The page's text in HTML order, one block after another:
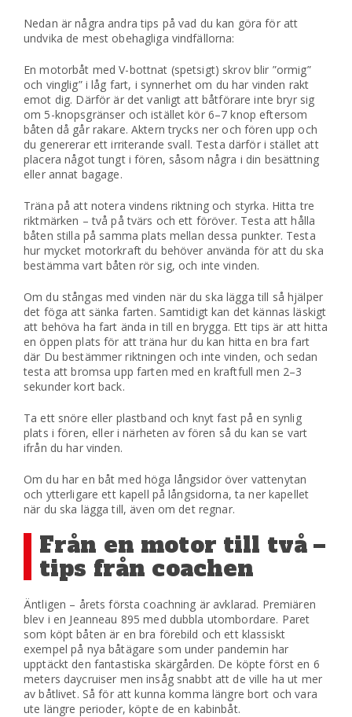
Nedan är några andra tips på vad du kan göra för att
undvika de mest obehagliga vindfällorna:
En motorbåt med V-bottnat (spetsigt) skrov blir ”ormig”
och vinglig” i låg fart, i synnerhet om du har vinden rakt
emot dig. Därför är det vanligt att båtförare inte bryr sig
om 5-knopsgränser och istället kör 6–7 knop eftersom
båten då går rakare. Aktern trycks ner och fören upp och
du genererar ett irriterande svall. Testa därför i stället att
placera något tungt i fören, såsom några i din besättning
eller annat bagage.
Träna på att notera vindens riktning och styrka. Hitta tre
riktmärken – två på tvärs och ett föröver. Testa att hålla
båten stilla på samma plats mellan dessa punkter. Testa
hur mycket motorkraft du behöver använda för att du ska
bestämma vart båten rör sig, och inte vinden.
Om du stångas med vinden när du ska lägga till så hjälper
det föga att sänka farten. Samtidigt kan det kännas läskigt
att behöva ha fart ända in till en brygga. Ett tips är att hitta
en öppen plats för att träna hur du kan hitta en bra fart
där Du bestämmer riktningen och inte vinden, och sedan
testa att bromsa upp farten med en kraftfull men 2–3
sekunder kort back.
Ta ett snöre eller plastband och knyt fast på en synlig
plats i fören, eller i närheten av fören så du kan se vart
ifrån du har vinden.
Om du har en båt med höga långsidor över vattenytan
och ytterligare ett kapell på långsidorna, ta ner kapellet
när du ska lägga till, även om det regnar.
Från en motor till två –
tips från coachen
Äntligen – årets första coachning är avklarad. Premiären
blev i en Jeanneau 895 med dubbla utombordare. Paret
som köpt båten är en bra förebild och ett klassiskt
exempel på nya båtägare som under pandemin har
upptäckt den fantastiska skärgården. De köpte först en 6
meters daycruiser men insåg snabbt att de ville ha ut mer
av båtlivet. Så för att kunna komma längre bort och vara
ute längre perioder, köpte de en kabinbåt.